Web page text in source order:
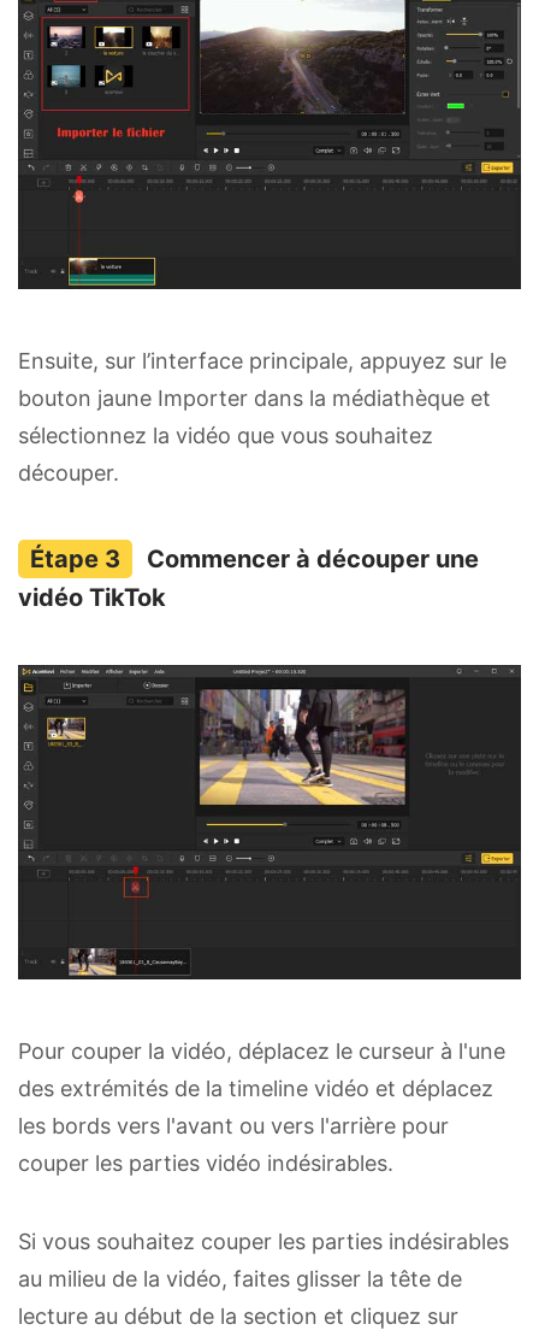
Ensuite, sur l’interface principale, appuyez sur le
bouton jaune Importer dans la médiathèque et
sélectionnez la vidéo que vous souhaitez
découper.
Commencer à découper une
vidéo TikTok
Pour couper la vidéo, déplacez le curseur à l'une
des extrémités de la timeline vidéo et déplacez
les bords vers l'avant ou vers l'arrière pour
couper les parties vidéo indésirables.
Si vous souhaitez couper les parties indésirables
au milieu de la vidéo, faites glisser la tête de
lecture au début de la section et cliquez sur